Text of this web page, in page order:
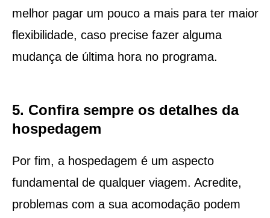
melhor pagar um pouco a mais para ter maior
flexibilidade, caso precise fazer alguma
mudança de última hora no programa.
5. Confira sempre os detalhes da
hospedagem
Por fim, a hospedagem é um aspecto
fundamental de qualquer viagem. Acredite,
problemas com a sua acomodação podem